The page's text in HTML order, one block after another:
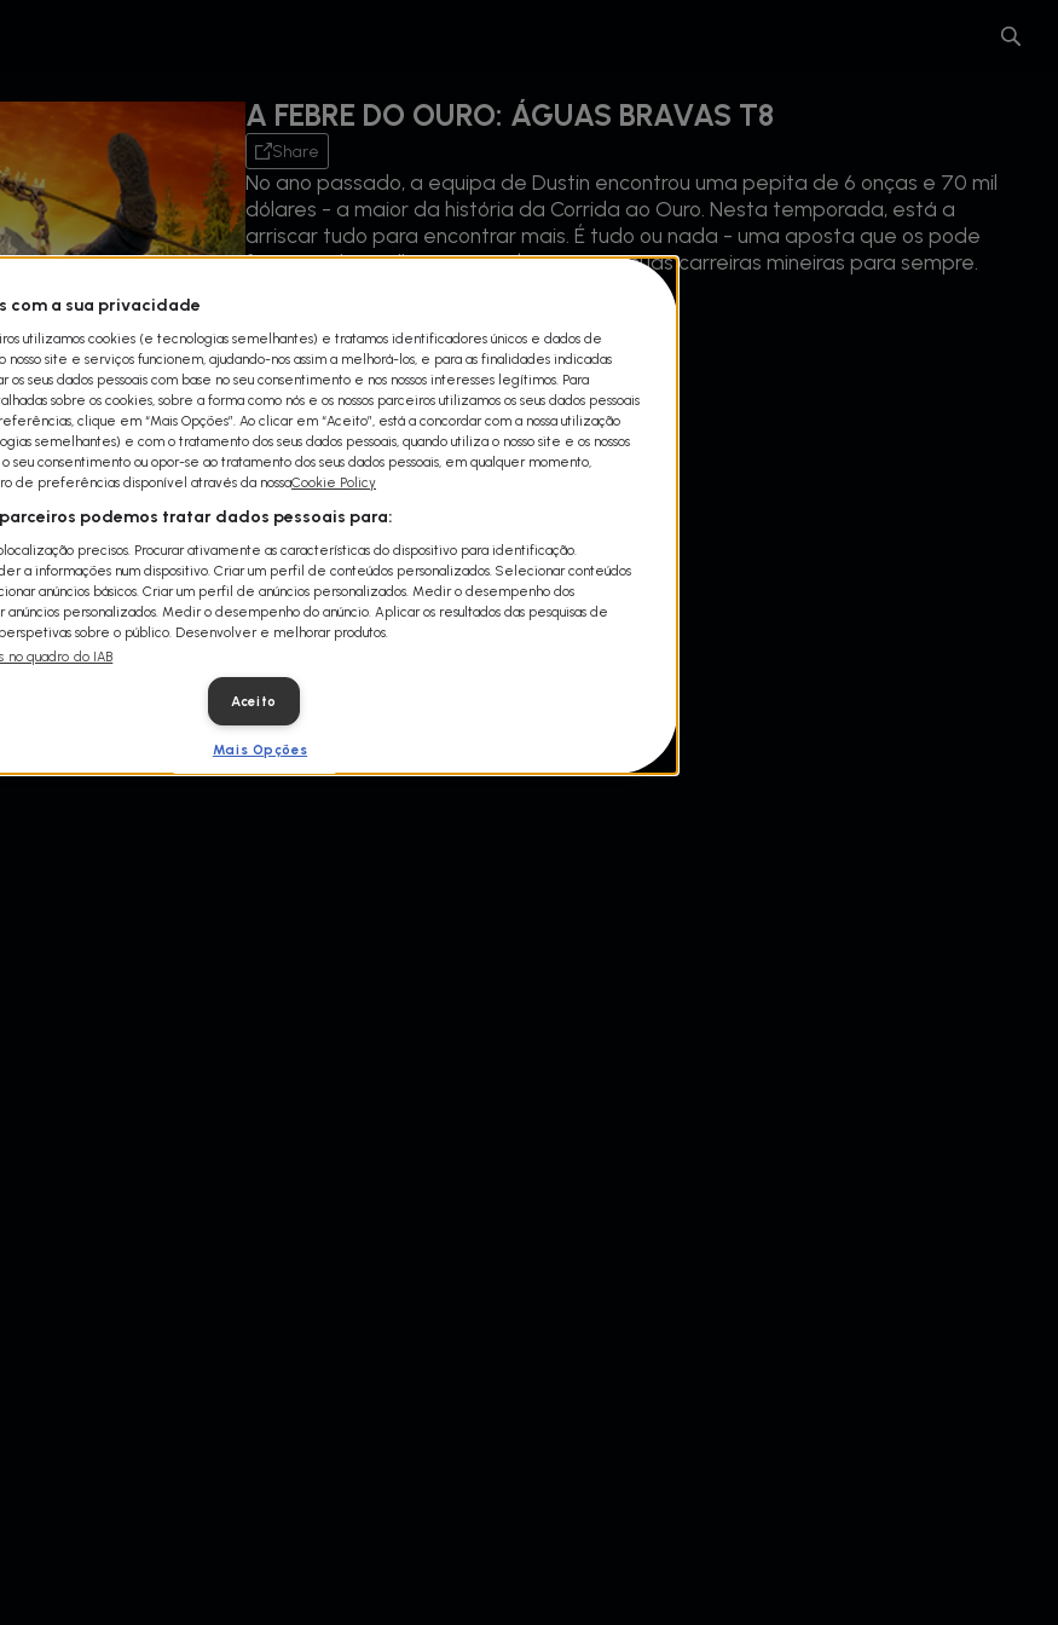
A FEBRE DO OURO: ÁGUAS BRAVAS T8
Share
No ano passado, a equipa de Dustin encontrou uma pepita de 6 onças e 70 mil
dólares - a maior da história da Corrida ao Ouro. Nesta temporada, está a
arriscar tudo para encontrar mais. É tudo ou nada - uma aposta que os pode
fazer ganhar milhões ou acabar com as suas carreiras mineiras para sempre.
com a sua privacidade
utilizamos cookies (e tecnologias semelhantes) e tratamos identificadores únicos e dados de
nosso site e serviços funcionem, ajudando-nos assim a melhorá-los, e para as finalidades indicadas
os seus dados pessoais com base no seu consentimento e nos nossos interesses legítimos. Para
sobre os cookies, sobre a forma como nós e os nossos parceiros utilizamos os seus dados pessoais
clique em “Mais Opções”. Ao clicar em “Aceito”, está a concordar com a nossa utilização
semelhantes) e com o tratamento dos seus dados pessoais, quando utiliza o nosso site e os nossos
seu consentimento ou opor-se ao tratamento dos seus dados pessoais, em qualquer momento,
de preferências disponível através da nossaCookie Policy
parceiros podemos tratar dados pessoais para:
precisos. Procurar ativamente as características do dispositivo para identificação.
a informações num dispositivo. Criar um perfil de conteúdos personalizados. Selecionar conteúdos
anúncios básicos. Criar um perfil de anúncios personalizados. Medir o desempenho dos
anúncios personalizados. Medir o desempenho do anúncio. Aplicar os resultados das pesquisas de
sobre o público. Desenvolver e melhorar produtos.
quadro do IAB
Aceito
Mais Opções